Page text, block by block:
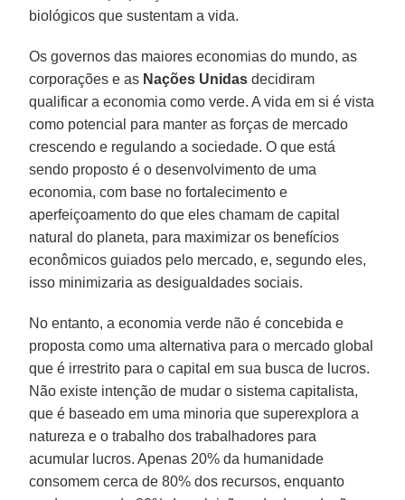
biológicos que sustentam a vida.
Os governos das maiores economias do mundo, as
corporações e as Nações Unidas decidiram
qualificar a economia como verde. A vida em si é vista
como potencial para manter as forças de mercado
crescendo e regulando a sociedade. O que está
sendo proposto é o desenvolvimento de uma
economia, com base no fortalecimento e
aperfeiçoamento do que eles chamam de capital
natural do planeta, para maximizar os benefícios
econômicos guiados pelo mercado, e, segundo eles,
isso minimizaria as desigualdades sociais.
No entanto, a economia verde não é concebida e
proposta como uma alternativa para o mercado global
que é irrestrito para o capital em sua busca de lucros.
Não existe intenção de mudar o sistema capitalista,
que é baseado em uma minoria que superexplora a
natureza e o trabalho dos trabalhadores para
acumular lucros. Apenas 20% da humanidade
consomem cerca de 80% dos recursos, enquanto